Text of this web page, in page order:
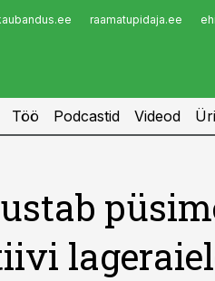
raamatupidaja.ee
Töö Podcastid Videod